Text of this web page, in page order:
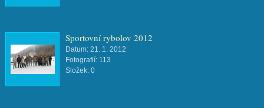
Sportovní rybolov 2012
Datum: 21. 1. 2012
Fotografií: 113
Složek: 0